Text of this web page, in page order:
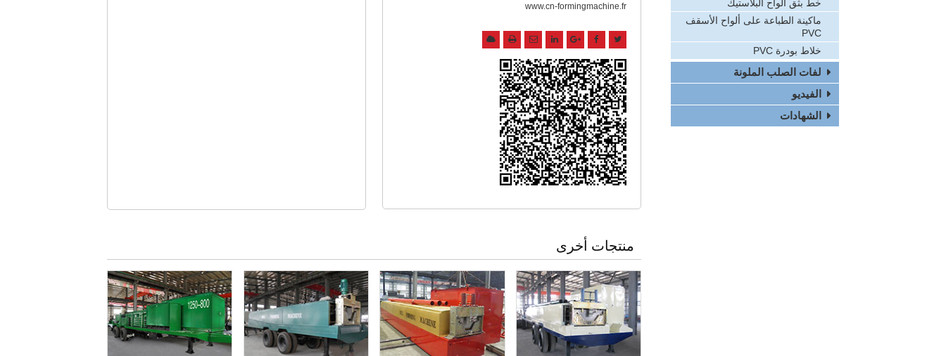
www.cn-formingmachine.fr
منتجات أخرى
خط بثق ألواح البلاستيك
ماكينة الطباعة على ألواح الأسقف
PVC
خلاط بودرة PVC
لفات الصلب الملونة
الفيديو
الشهادات